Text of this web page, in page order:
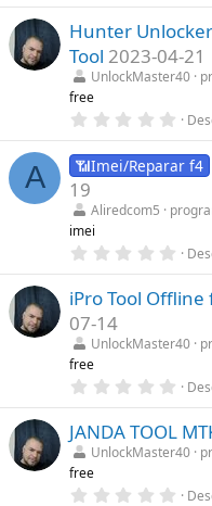
l
l
a
(
s
)
0
0
e
s
t
l
a
(
s
Hunter
Tool 2023-04-21
UnlockMaster40
free
0
0
0
e
t
l
(
A 📶Imei/Reparar f4
19
Aliredcom5
imei
0
0
0
e
t
l
(
s
)
iPro Tool Offline
07-14
UnlockMaster40
free
0
0
0
e
s
r
JANDA TOOL
UnlockMaster40
free
0